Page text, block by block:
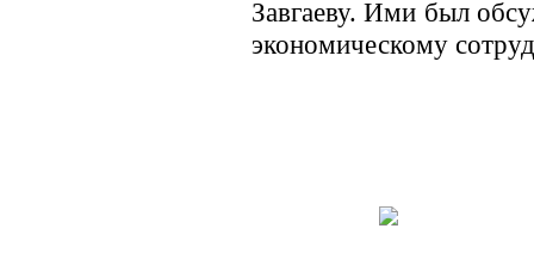
Завгаеву. Ими был
экономическому